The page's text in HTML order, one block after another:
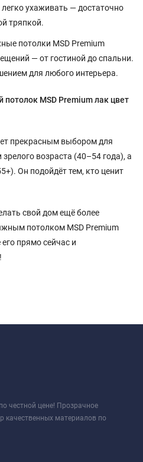
ухаживать — достаточно
тряпкой.
потолки MSD Premium
— от гостиной до спальни.
для любого интерьера.
MSD Premium лак цвет
прекрасным выбором для
возраста (40–54 года), а
Он подойдёт тем, кто ценит
свой дом ещё более
потолком MSD Premium
прямо сейчас и
честной цене! Прозрачное
качественных материалов по